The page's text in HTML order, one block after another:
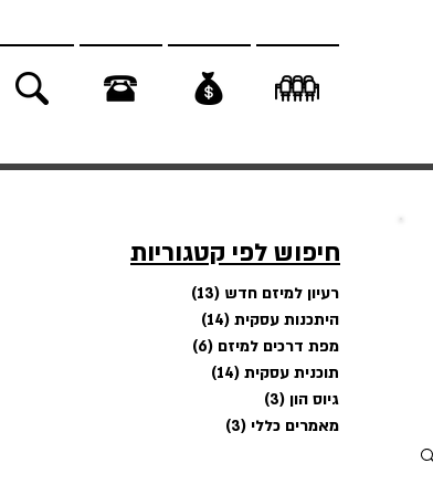
חיפוש לפי קטגוריות
רעיון למיזם חדש (13)
היתכנות עסקית (14)
מפת דרכים למיזם (6)
תוכנית עסקית (14)
גיוס הון (3)
מאמרים כללי (3)